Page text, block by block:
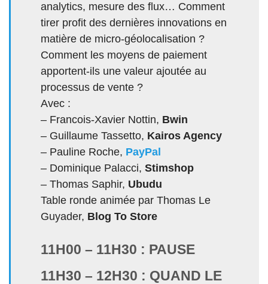
analytics, mesure des flux… Comment
tirer profit des dernières innovations en
matière de micro-géolocalisation ?
Comment les moyens de paiement
apportent-ils une valeur ajoutée au
processus de vente ?
Avec :
– Francois-Xavier Nottin, Bwin
– Guillaume Tassetto, Kairos Agency
– Pauline Roche, PayPal
– Dominique Palacci, Stimshop
– Thomas Saphir, Ubudu
Table ronde animée par Thomas Le
Guyader, Blog To Store
11H00 – 11H30 : PAUSE
11H30 – 12H30 : QUAND LE